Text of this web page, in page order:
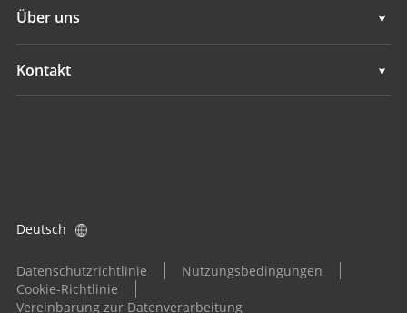
Alle Produkte
Über uns
Übersicht
Kontakt
Datenschutzrichtlinie
Nutzungsbedingungen
Cookie-Richtlinie
Vereinbarung zur Datenverarbeitung
Deutsch